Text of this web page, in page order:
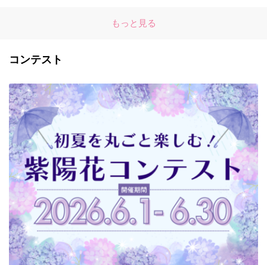
もっと見る
コンテスト